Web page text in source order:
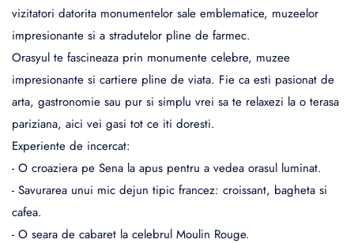
vizitatori datorita monumentelor sale emblematice, muzeelor
impresionante si a stradutelor pline de farmec.
Orasyul te fascineaza prin monumente celebre, muzee
impresionante si cartiere pline de viata. Fie ca esti pasionat de
arta, gastronomie sau pur si simplu vrei sa te relaxezi la o terasa
pariziana, aici vei gasi tot ce iti doresti.
Experiente de incercat:
- O croaziera pe Sena la apus pentru a vedea orasul luminat.
- Savurarea unui mic dejun tipic francez: croissant, bagheta si
cafea.
- O seara de cabaret la celebrul Moulin Rouge.